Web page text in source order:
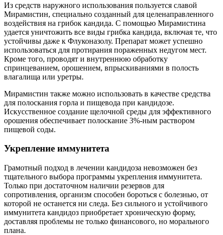
Из средств наружного использования пользуется славой
Мирамистин, специально созданный для целенаправленного
воздействия на грибок кандида. С помощью Мирамистина
удается уничтожить все виды грибка кандида, включая те, что
устойчивы даже к Флуконазолу. Препарат может успешно
использоваться для протирания пораженных недугом мест.
Кроме того, проводят и внутреннюю обработку
спринцеванием, орошением, впрыскиваниями в полость
влагалища или уретры.
Мирамистин также можно использовать в качестве средства
для полоскания горла и пищевода при кандидозе.
Искусственное создание щелочной среды для эффективного
орошения обеспечивает полоскание 3%-ным раствором
пищевой соды.
Укрепление иммунитета
Грамотный подход в лечении кандидоза невозможен без
тщательного выбора программы укрепления иммунитета.
Только при достаточном наличии резервов для
сопротивления, организм способен бороться с болезнью, от
которой не останется ни следа. Без сильного и устойчивого
иммунитета кандидоз приобретает хроническую форму,
доставляя проблемы не только финансового, но морального
плана.